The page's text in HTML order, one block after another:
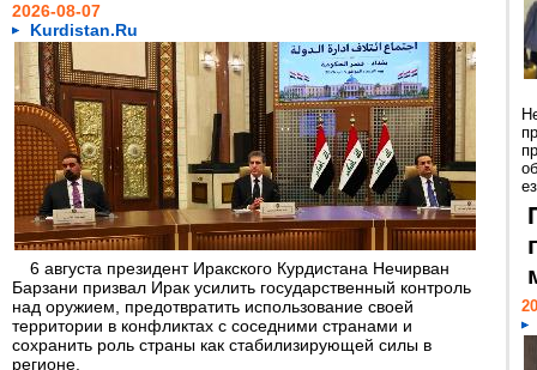
2026-08-07
Kurdistan.Ru
6 августа президент Иракского Курдистана Нечирван
Барзани призвал Ирак усилить государственный контроль
над оружием, предотвратить использование своей
территории в конфликтах с соседними странами и
сохранить роль страны как стабилизирующей силы в
регионе.